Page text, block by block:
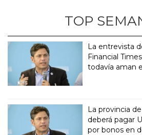
TOP
La entrevista
Financial
todavía aman
La provincia
deberá pagar
por bonos en